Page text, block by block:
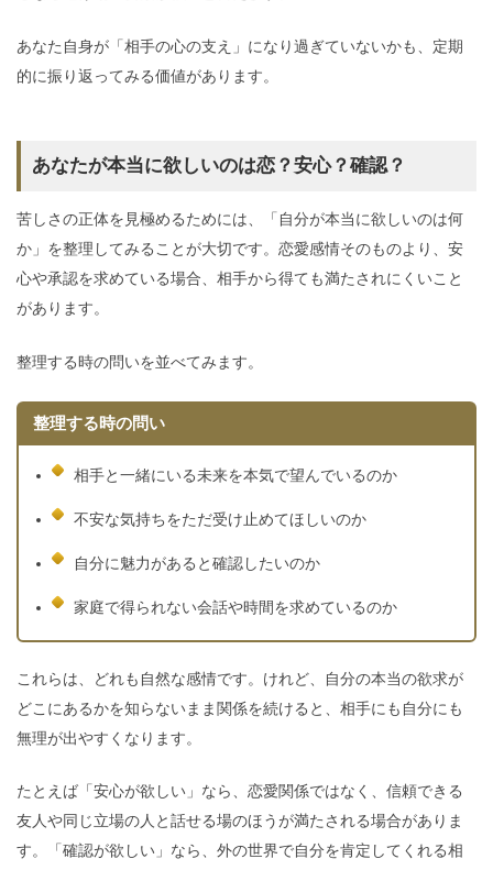
あなた自身が「相手の心の支え」になり過ぎていないかも、定期
的に振り返ってみる価値があります。
あなたが本当に欲しいのは恋？安心？確認？
苦しさの正体を見極めるためには、「自分が本当に欲しいのは何
か」を整理してみることが大切です。恋愛感情そのものより、安
心や承認を求めている場合、相手から得ても満たされにくいこと
があります。
整理する時の問いを並べてみます。
整理する時の問い
相手と一緒にいる未来を本気で望んでいるのか
不安な気持ちをただ受け止めてほしいのか
自分に魅力があると確認したいのか
家庭で得られない会話や時間を求めているのか
これらは、どれも自然な感情です。けれど、自分の本当の欲求が
どこにあるかを知らないまま関係を続けると、相手にも自分にも
無理が出やすくなります。
たとえば「安心が欲しい」なら、恋愛関係ではなく、信頼できる
友人や同じ立場の人と話せる場のほうが満たされる場合がありま
す。「確認が欲しい」なら、外の世界で自分を肯定してくれる相